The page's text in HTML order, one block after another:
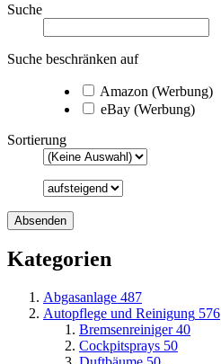
Suche
Suche beschränken auf
Amazon (Werbung)
eBay (Werbung)
Sortierung
Kategorien
Abgasanlage 487
Autopflege und Reinigung 576
Bremsenreiniger 40
Cockpitsprays 50